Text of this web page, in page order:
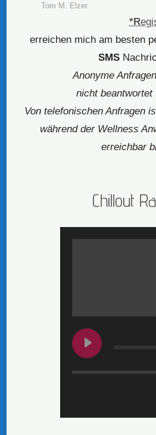
Tom M. Elzer
*R
erreichen mich am besten
SMS
Anonyme
nicht beantwortet
Von telefonischen Anfragen
während der Wellness
erreichbar
Chillout